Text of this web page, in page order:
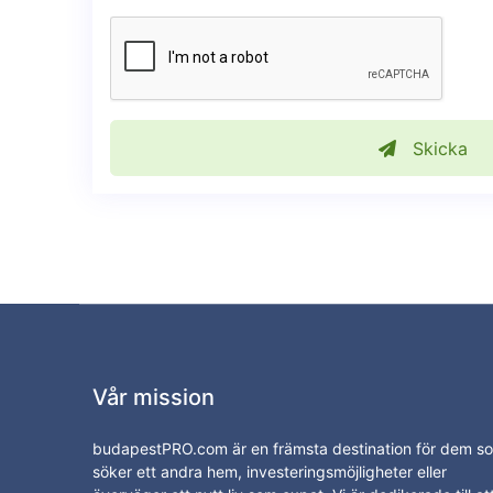
Skicka
Vår mission
budapestPRO.com är en främsta destination för dem
söker ett andra hem, investeringsmöjligheter eller